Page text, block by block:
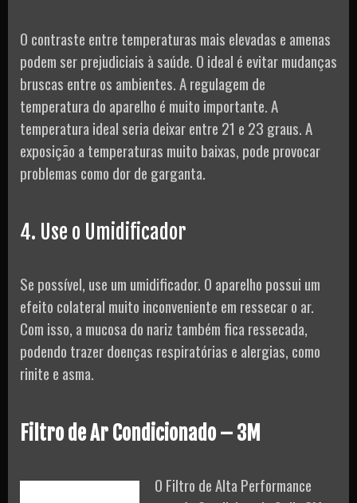
O contraste entre temperaturas mais elevadas e amenas
podem ser prejudiciais à saúde. O ideal é evitar mudanças
bruscas entre os ambientes. A regulagem de
temperatura do aparelho é muito importante. A
temperatura ideal seria deixar entre 21 e 23 graus. A
exposição a temperaturas muito baixas, pode provocar
problemas como dor de garganta.
4. Use o Umidificador
Se possível, use um umidificador. O aparelho possui um
efeito colateral muito inconveniente em ressecar o ar.
Com isso, a mucosa do nariz também fica ressecada,
podendo trazer doenças respiratórias e alergias, como
rinite e asma.
Filtro de Ar Condicionado – 3M
O Filtro de Alta Performance